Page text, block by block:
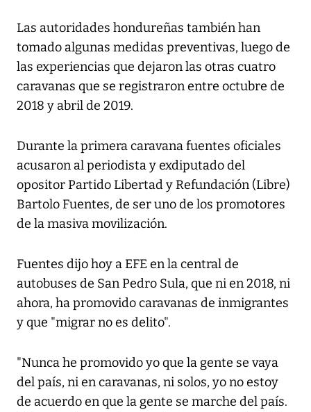
Las autoridades hondureñas también han
tomado algunas medidas preventivas, luego de
las experiencias que dejaron las otras cuatro
caravanas que se registraron entre octubre de
2018 y abril de 2019.
Durante la primera caravana fuentes oficiales
acusaron al periodista y exdiputado del
opositor Partido Libertad y Refundación (Libre)
Bartolo Fuentes, de ser uno de los promotores
de la masiva movilización.
Fuentes dijo hoy a EFE en la central de
autobuses de San Pedro Sula, que ni en 2018, ni
ahora, ha promovido caravanas de inmigrantes
y que "migrar no es delito".
"Nunca he promovido yo que la gente se vaya
del país, ni en caravanas, ni solos, yo no estoy
de acuerdo en que la gente se marche del país.